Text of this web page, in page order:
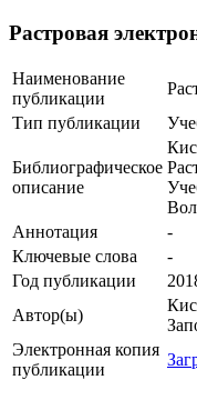
Растровая
Наименование
публикации
Тип публикации
Библиографическое
описание
Аннотация
-
Ключевые cлова
-
Год публикации
Автор(ы)
Электронная копия
публикации